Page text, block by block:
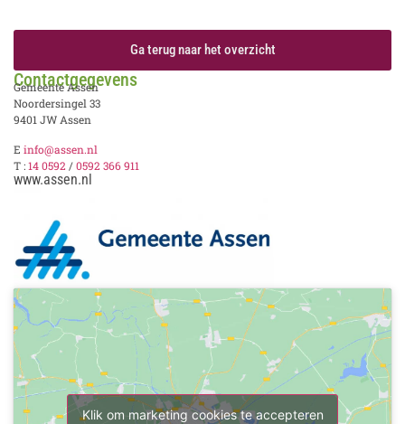
Ga terug naar het overzicht
Contactgegevens
Gemeente Assen
Noordersingel 33
9401 JW Assen
E info@assen.nl
T :14 0592 /0592 366 911
www.assen.nl
Klik om marketing cookies te accepteren